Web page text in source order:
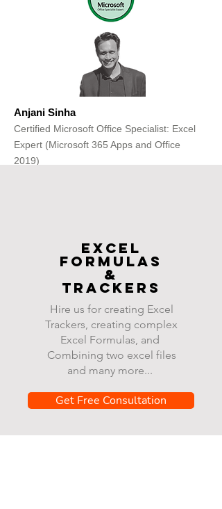
Anjani Sinha
Certified Microsoft Office Specialist: Excel
Expert (Microsoft 365 Apps and Office
2019)
Excel
FOrmulas
&
Trackers
Hire us for creating Excel
Trackers, creating complex
Excel Formulas, and
Combining two excel files
and many more...
Get Free Consultation